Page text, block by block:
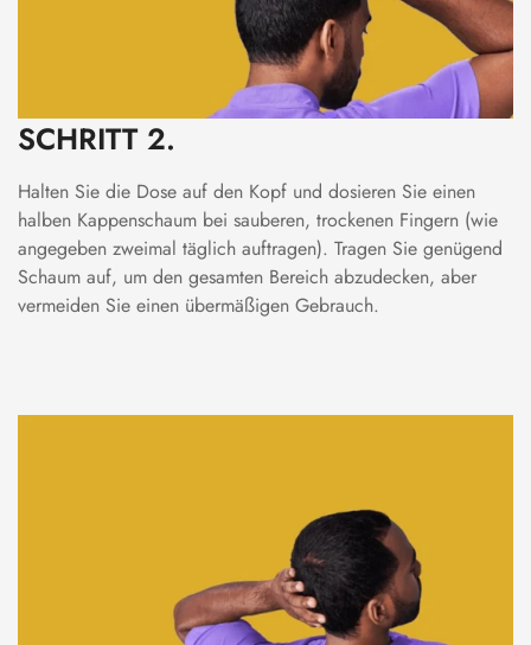
SCHRITT 2.
Halten Sie die Dose auf den Kopf und dosieren Sie einen
halben Kappenschaum bei sauberen, trockenen Fingern (wie
angegeben zweimal täglich auftragen). Tragen Sie genügend
Schaum auf, um den gesamten Bereich abzudecken, aber
vermeiden Sie einen übermäßigen Gebrauch.